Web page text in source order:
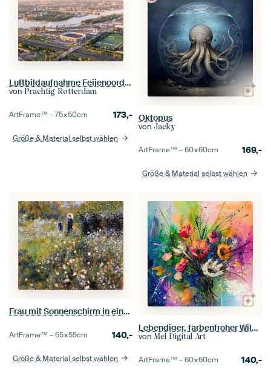
Luftbildaufnahme Feijenoord Stadion - De Kuip
von Prachtig Rotterdam
ArtFrame™ –75×50cm 173,-
Größe & Material selbst wählen
Oktopus
von Jacky
ArtFrame™ –60×60cm 169,-
Größe & Material selbst wählen
Frau mit Sonnenschirm in einem Garten - Pierre-Auguste Renoir
ArtFrame™ –65×55cm 140,-
Größe & Material selbst wählen
Lebendiger, farbenfroher Wildblumenstrauß im abstrakten Stil.
von Mel Digital Art
ArtFrame™ –60×60cm 140,-